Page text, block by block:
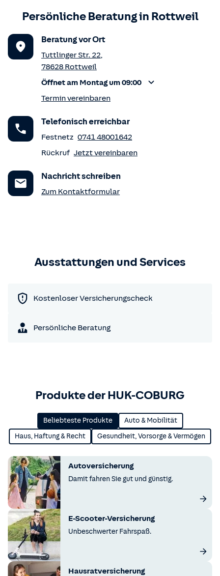
Persönliche Beratung in Rottweil
Beratung vor Ort
Tuttlinger Str. 22,
78628 Rottweil
Öffnet am Montag um 09:00
Termin vereinbaren
Telefonisch erreichbar
Festnetz 0741 48001642
Rückruf Jetzt vereinbaren
Nachricht schreiben
Zum Kontaktformular
Ausstattungen und Services
Kostenloser Versicherungscheck
Persönliche Beratung
Produkte der HUK-COBURG
Beliebteste Produkte Auto & Mobilität
Haus, Haftung & Recht Gesundheit, Vorsorge & Vermögen
Autoversicherung
Damit fahren Sie gut und günstig.
E-Scooter-Versicherung
Unbeschwerter Fahrspaß.
Hausratversicherung